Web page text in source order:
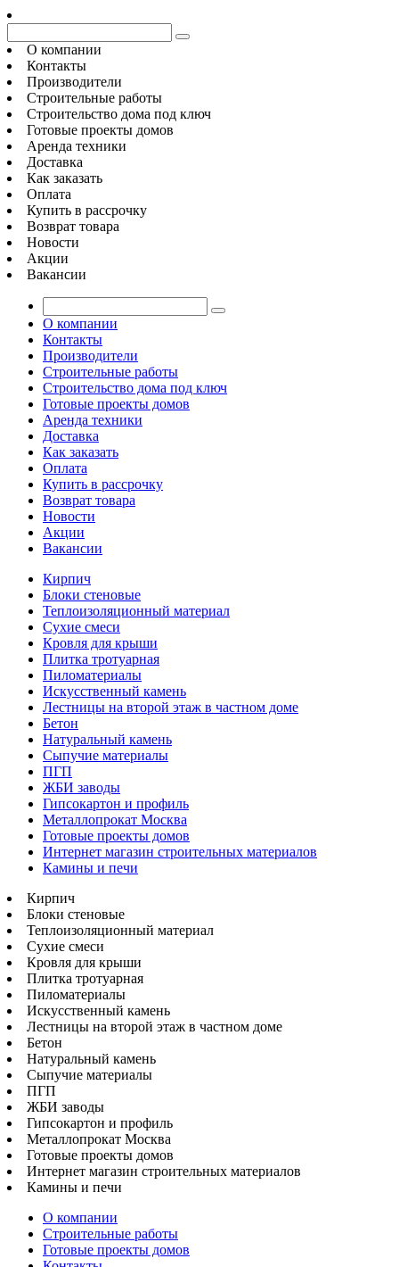
О компании
Контакты
Производители
Строительные работы
Строительство дома под ключ
Готовые проекты домов
Аренда техники
Доставка
Как заказать
Оплата
Купить в рассрочку
Возврат товара
Новости
Акции
Вакансии
О компании
Контакты
Производители
Строительные работы
Строительство дома под ключ
Готовые проекты домов
Аренда техники
Доставка
Как заказать
Оплата
Купить в рассрочку
Возврат товара
Новости
Акции
Вакансии
Кирпич
Блоки стеновые
Теплоизоляционный материал
Сухие смеси
Кровля для крыши
Плитка тротуарная
Пиломатериалы
Искусственный камень
Лестницы на второй этаж в частном доме
Бетон
Натуральный камень
Сыпучие материалы
ПГП
ЖБИ заводы
Гипсокартон и профиль
Металлопрокат Москва
Готовые проекты домов
Интернет магазин строительных материалов
Камины и печи
Кирпич
Блоки стеновые
Теплоизоляционный материал
Сухие смеси
Кровля для крыши
Плитка тротуарная
Пиломатериалы
Искусственный камень
Лестницы на второй этаж в частном доме
Бетон
Натуральный камень
Сыпучие материалы
ПГП
ЖБИ заводы
Гипсокартон и профиль
Металлопрокат Москва
Готовые проекты домов
Интернет магазин строительных материалов
Камины и печи
О компании
Строительные работы
Готовые проекты домов